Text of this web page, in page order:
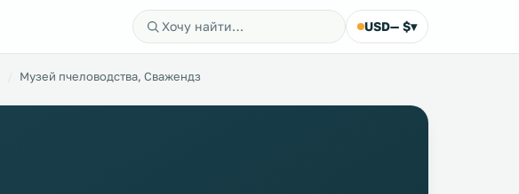
USD— $▾
Музей пчеловодства, Сважендз